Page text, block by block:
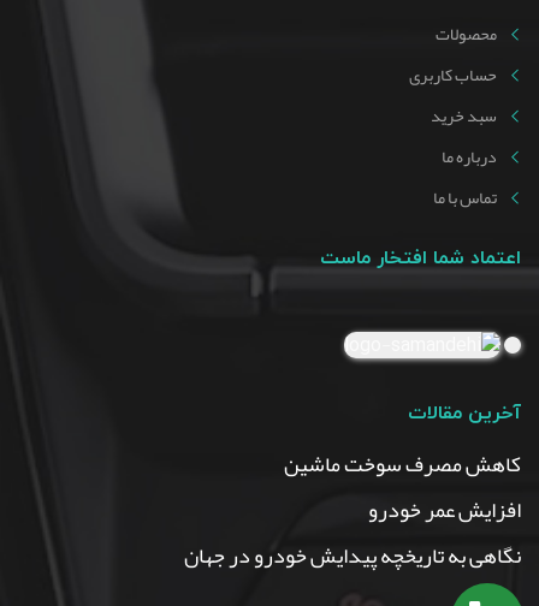
محصولات
حساب کاربری
سبد خرید
درباره ما
تماس با ما
اعتماد شما افتخار ماست
آخرین مقالات
کاهش مصرف سوخت ماشین
افزایش عمر خودرو
نگاهی به تاریخچه پیدایش خودرو در جهان